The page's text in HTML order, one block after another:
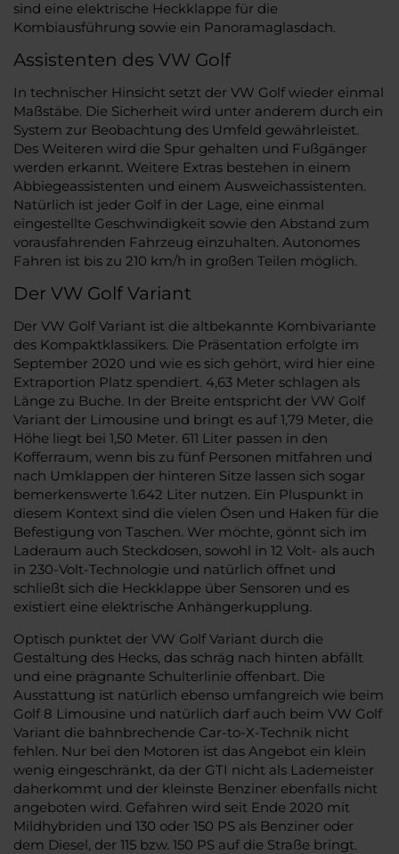
sind eine elektrische Heckklappe für die
Kombiausführung sowie ein Panoramaglasdach.
Assistenten des VW Golf
In technischer Hinsicht setzt der VW Golf wieder einmal
Maßstäbe. Die Sicherheit wird unter anderem durch ein
System zur Beobachtung des Umfeld gewährleistet.
Des Weiteren wird die Spur gehalten und Fußgänger
werden erkannt. Weitere Extras bestehen in einem
Abbiegeassistenten und einem Ausweichassistenten.
Natürlich ist jeder Golf in der Lage, eine einmal
eingestellte Geschwindigkeit sowie den Abstand zum
vorausfahrenden Fahrzeug einzuhalten. Autonomes
Fahren ist bis zu 210 km/h in großen Teilen möglich.
Der VW Golf Variant
Der VW Golf Variant ist die altbekannte Kombivariante
des Kompaktklassikers. Die Präsentation erfolgte im
September 2020 und wie es sich gehört, wird hier eine
Extraportion Platz spendiert. 4,63 Meter schlagen als
Länge zu Buche. In der Breite entspricht der VW Golf
Variant der Limousine und bringt es auf 1,79 Meter, die
Höhe liegt bei 1,50 Meter. 611 Liter passen in den
Kofferraum, wenn bis zu fünf Personen mitfahren und
nach Umklappen der hinteren Sitze lassen sich sogar
bemerkenswerte 1.642 Liter nutzen. Ein Pluspunkt in
diesem Kontext sind die vielen Ösen und Haken für die
Befestigung von Taschen. Wer möchte, gönnt sich im
Laderaum auch Steckdosen, sowohl in 12 Volt- als auch
in 230-Volt-Technologie und natürlich öffnet und
schließt sich die Heckklappe über Sensoren und es
existiert eine elektrische Anhängerkupplung.
Optisch punktet der VW Golf Variant durch die
Gestaltung des Hecks, das schräg nach hinten abfällt
und eine prägnante Schulterlinie offenbart. Die
Ausstattung ist natürlich ebenso umfangreich wie beim
Golf 8 Limousine und natürlich darf auch beim VW Golf
Variant die bahnbrechende Car-to-X-Technik nicht
fehlen. Nur bei den Motoren ist das Angebot ein klein
wenig eingeschränkt, da der GTI nicht als Lademeister
daherkommt und der kleinste Benziner ebenfalls nicht
angeboten wird. Gefahren wird seit Ende 2020 mit
Mildhybriden und 130 oder 150 PS als Benziner oder
dem Diesel, der 115 bzw. 150 PS auf die Straße bringt.